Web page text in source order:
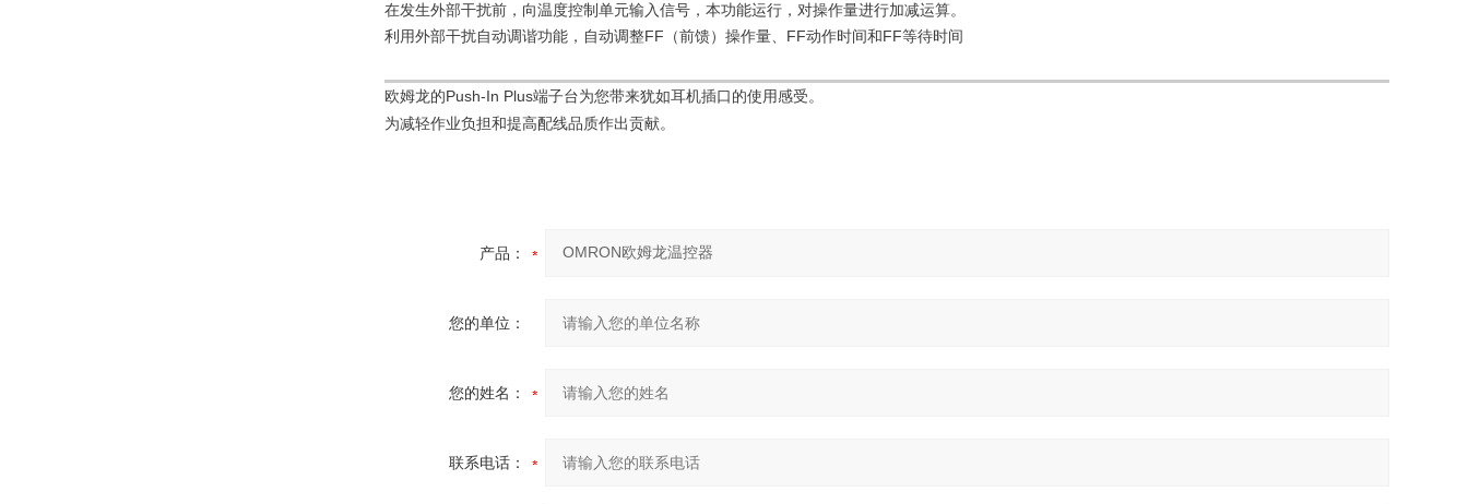
在发生外部干扰前，向温度控制单元输入信号，本功能运行，对操作量进行加减运算。
利用外部干扰自动调谐功能，自动调整FF （前馈）操作量、 FF动作时间和 FF等待时间
欧姆龙的Push-In Plus端子台为您带来犹如耳机插口的使用感受。
为减轻作业负担和提高配线品质作出贡献。
产品：
您的单位：
您的姓名：
联系电话：